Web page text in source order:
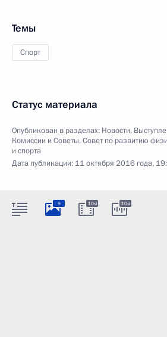
Темы
Спорт
Статус материала
Опубликован в разделах: Новости,
Комиссии и Советы,Совет по развитию
и спорта
Дата публикации: 11 октября 2016 года,
9 10м 10м